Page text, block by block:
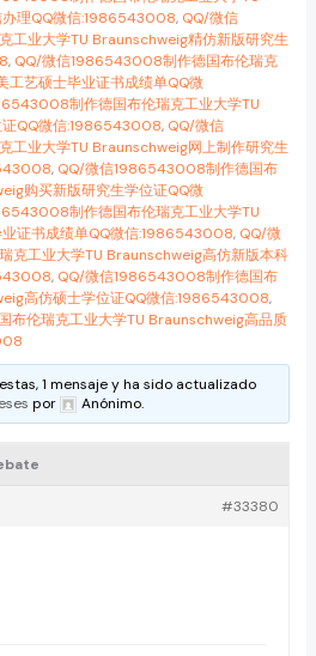
理QQ微信:1986543008, QQ/微信
业大学TU Braunschweig精仿新版研究生
, QQ/微信1986543008制作德国布伦瑞克
艺硕士毕业证书成绩单QQ微
制作德国布伦瑞克工业大学TU
QQ微信:1986543008, QQ/微信
业大学TU Braunschweig网上制作研究生
, QQ/微信1986543008制作德国布
购买新版研究生学位证QQ微
制作德国布伦瑞克工业大学TU
证书成绩单QQ微信:1986543008, QQ/微
克工业大学TU Braunschweig高仿新版本科
, QQ/微信1986543008制作德国布
高仿硕士学位证QQ微信:1986543008,
伦瑞克工业大学TU Braunschweig高品质
1 mensaje y ha sido actualizado
por Anónimo.
#33380